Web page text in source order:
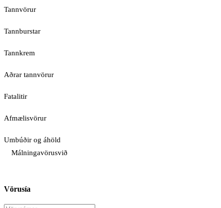
Tannvörur
Tannburstar
Tannkrem
Aðrar tannvörur
Fatalitir
Afmælisvörur
Umbúðir og áhöld
Málningavörusvið
Vörusía